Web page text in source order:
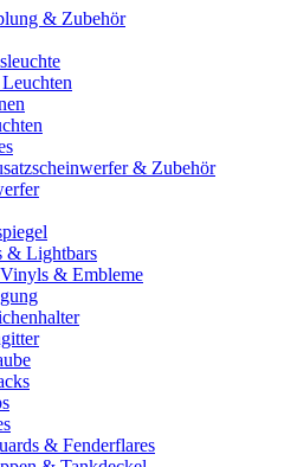
& Zubehör
& Zubehör
& Lightbars
& Embleme
& Fenderflares